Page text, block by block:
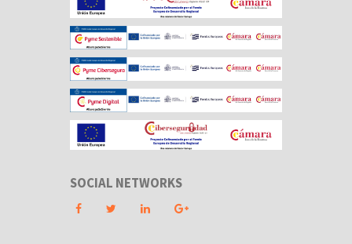
SOCIAL NETWORKS